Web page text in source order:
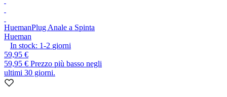
HuemanPlug Anale a Spinta
Hueman
In stock: 1-2 giorni
59,95 €
59,95 € Prezzo più basso negli
ultimi 30 giorni.